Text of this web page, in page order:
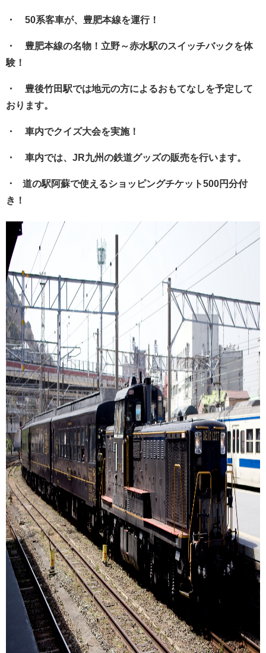
・ 50系客車が、豊肥本線を運行！
・ 豊肥本線の名物！立野～赤水駅のスイッチバックを体
験！
・ 豊後竹田駅では地元の方によるおもてなしを予定して
おります。
・ 車内でクイズ大会を実施！
・ 車内では、JR九州の鉄道グッズの販売を行います。
･ 道の駅阿蘇で使えるショッピングチケット500円分付
き！